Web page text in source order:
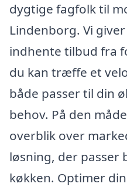
dygtige fagfolk til
Lindenborg. Vi
indhente tilbud fra
du kan træffe et
både passer til din
behov. På den
overblik over
løsning, der passer
køkken. Optimer